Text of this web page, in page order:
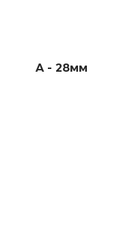
A - 28мм